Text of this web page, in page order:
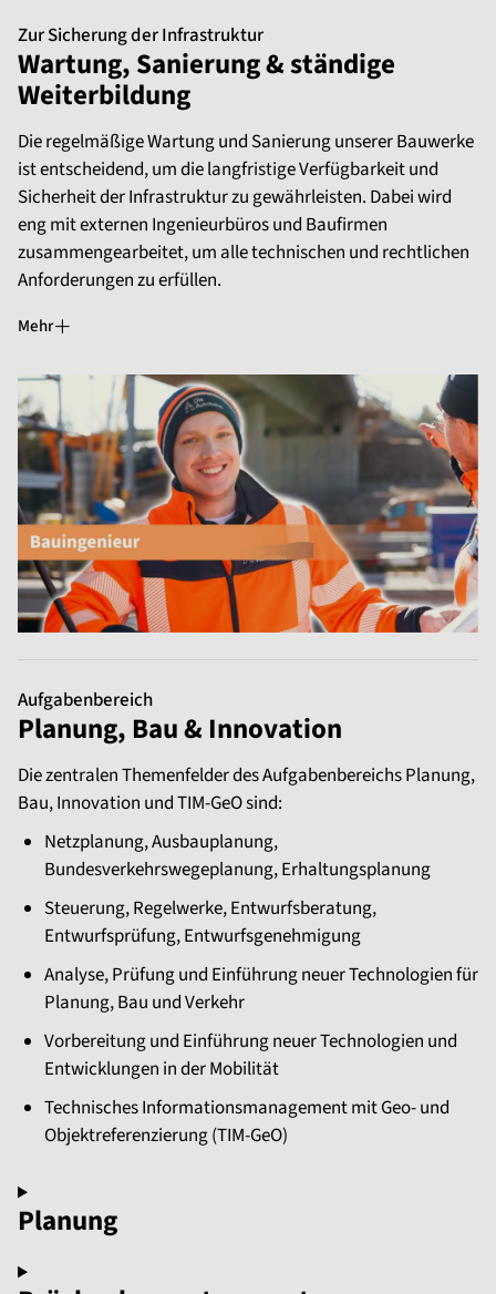
Zur Sicherung der Infrastruktur
Wartung, Sanierung & ständige
Weiterbildung
Die regelmäßige Wartung und Sanierung unserer Bauwerke
ist entscheidend, um die langfristige Verfügbarkeit und
Sicherheit der Infrastruktur zu gewährleisten. Dabei wird
eng mit externen Ingenieurbüros und Baufirmen
zusammengearbeitet, um alle technischen und rechtlichen
Anforderungen zu erfüllen.
Mehr
Aufgabenbereich
Planung, Bau & Innovation
Die zentralen Themenfelder des Aufgabenbereichs Planung,
Bau, Innovation und TIM-GeO sind:
Netzplanung, Ausbauplanung,
Bundesverkehrswegeplanung, Erhaltungsplanung
Steuerung, Regelwerke, Entwurfsberatung,
Entwurfsprüfung, Entwurfsgenehmigung
Analyse, Prüfung und Einführung neuer Technologien für
Planung, Bau und Verkehr
Vorbereitung und Einführung neuer Technologien und
Entwicklungen in der Mobilität
Technisches Informationsmanagement mit Geo- und
Objektreferenzierung (TIM-GeO)
Planung